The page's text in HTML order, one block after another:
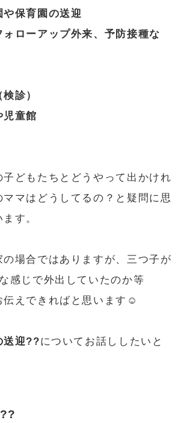
保育園の送迎
ローアップ外来、予防接種な
診）
児童館
どもたちとどうやって出かけれ
ママはどうしてるの？と疑問に思
す。
の場合ではありますが、三つ子が
感じで外出していたのか等
伝えできればと思います☺️
送迎??についてお話ししたいと